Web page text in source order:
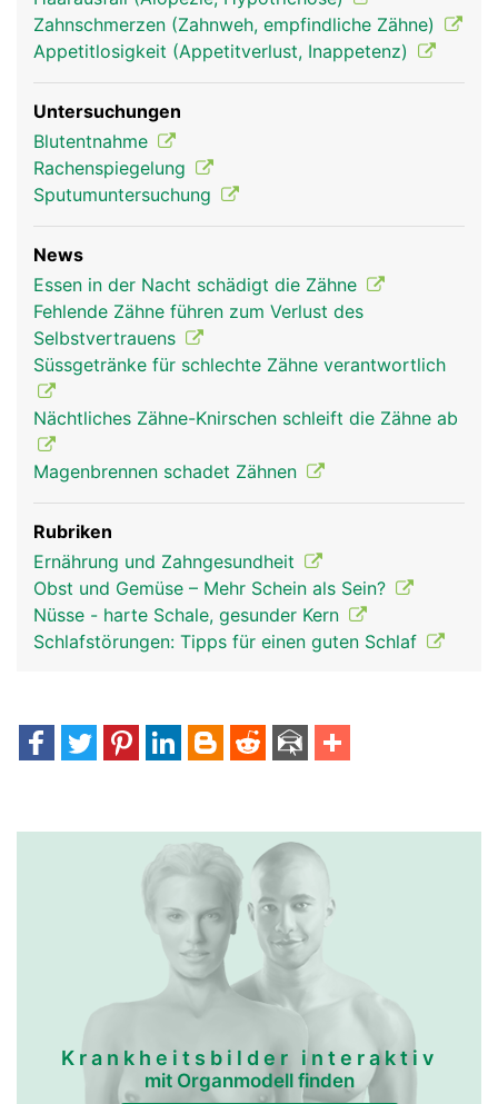
die über die Wurzelkanäle in die Zahnhöhle
gelangen. Der Zahnfleischrand ist nicht mit dem
Zahnschmelz verwachsen, sondern erst mit der
tiefer liegenden Wurzelhaut, wodurch sich im
Bereich des Zahnhalses eine natürliche
Zahnfleischtasche bildet, die normalerweise
maximal zwei bis drei Millimeter tief ist.
Zahnschmerzen (Zahnweh, empfindliche Zähne)
Appetitlosigkeit (Appetitverlust, Inappetenz)
Untersuchungen
Blutentnahme
Rachenspiegelung
Sputumuntersuchung
News
Essen in der Nacht schädigt die Zähne
Fehlende Zähne führen zum Verlust des
Selbstvertrauens
Süssgetränke für schlechte Zähne verantwortlich
Nächtliches Zähne-Knirschen schleift die Zähne ab
Magenbrennen schadet Zähnen
Rubriken
Ernährung und Zahngesundheit
Obst und Gemüse – Mehr Schein als Sein?
Nüsse - harte Schale, gesunder Kern
Schlafstörungen: Tipps für einen guten Schlaf
Krankheitsbilder interaktiv
mit Organmodell finden